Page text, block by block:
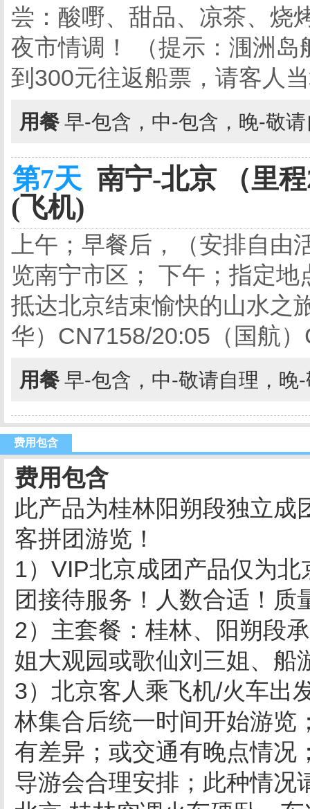
尝：酸嘢、甜品、凉茶、烧
夜市情调！ （提示：涠洲
到300元往返船票，请客人
用餐 早-包含，中-包含，晚-敬
第7天 南宁-北京 （里
(飞机)
上午；早餐后，（安排自
览南宁市区； 下午；指定
抵达北京结束愉快的山水之
华）CN7158/20:05（国航
用餐 早-包含，中-敬请自理，晚
费用包含
费用包含
此产品为桂林阳朔段独立成
客拼团游览！
1） VIP北京成团产品仅为
团接待服务！人数合适！质
2）主套餐：桂林、阳朔段
姐大观园或歌仙刘三姐、船
3）北京客人乘飞机/火车出
林集合后统一时间开始游览
有差异；或交通有晚点情况
导游会合理安排；此种情况